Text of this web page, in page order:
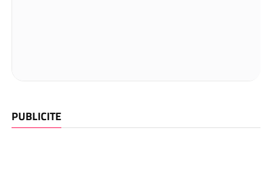
PUBLICITE